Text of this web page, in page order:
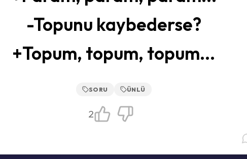
-Topunu kaybederse?
+Topum, topum, topum...
SORU ÜNLÜ
2